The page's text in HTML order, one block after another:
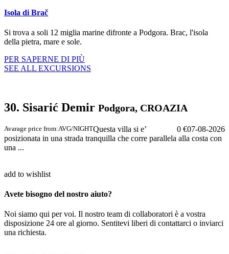
Isola di Brač
Si trova a soli 12 miglia marine difronte a Podgora. Brac, l'isola
della pietra, mare e sole.
PER SAPERNE DI PIÙ
SEE ALL EXCURSIONS
30. Sisarić Demir Podgora, CROAZIA
Avarage price from: 07-08-2026
AVG/NIGHT 0 €
Questa villa si e’
posizionata in una strada tranquilla che corre parallela alla costa con
una ...
add to wishlist
Avete bisogno del nostro aiuto?
Noi siamo qui per voi. Il nostro team di collaboratori è a vostra
disposizione 24 ore al giorno. Sentitevi liberi di contattarci o inviarci
una richiesta.